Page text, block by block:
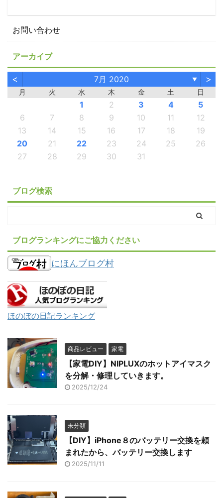
お問い合わせ
アーカイブ
< 7月 2020 ▼ >
月 火 水 木 金 土 日
1 2 3 4
5
6
7 8 9 10 11
12
13
14 15 16 17 18
19
20
21 22 23 24 25
26
27
28 29 30 31
ブログ検索
ブログランキングにご協力ください
にほんブログ村
ほのぼの日記ランキング
商品レビュー 家電
【家電DIY】NIPLUXのホットアイマスク
を分解・修理していきます。
2025/12/24
未分類
【DIY】iPhone８のバッテリー交換を頼
まれたから、バッテリー交換します
2025/11/11